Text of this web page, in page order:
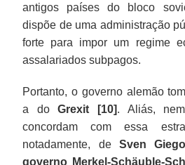
antigos países do bloco
dispõe de uma administração
forte para impor um regime
assalariados subpagos.
Portanto, o governo alemão
a doGrexit [10]. Aliás,
concordam com essa
notadamente, de Sven
governo Merkel-Schäuble-